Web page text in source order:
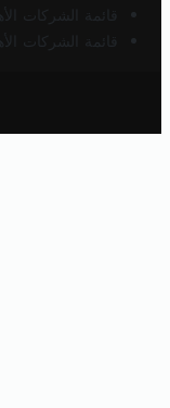
قائمة الشركات
قائمة الشركات